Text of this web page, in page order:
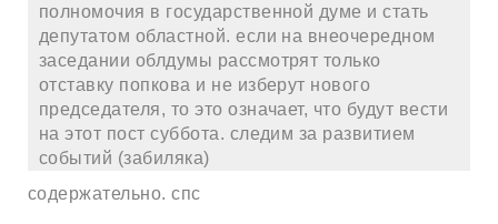
полномочия в государственной думе и стать
депутатом областной. если на внеочередном
заседании облдумы рассмотрят только
отставку попкова и не изберут нового
председателя, то это означает, что будут вести
на этот пост суббота. следим за развитием
событий (забиляка)
содержательно. спс